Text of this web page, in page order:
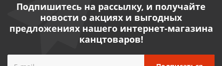
Подпишитесь на рассылку, и получайте
новости о акциях и выгодных
предложениях нашего интернет-магазина
канцтоваров!